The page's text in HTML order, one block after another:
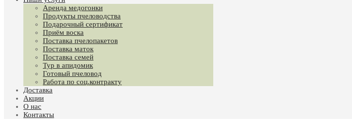
Аренда медогонки
Продукты пчеловодства
Подарочный сертификат
Приём воска
Поставка пчелопакетов
Поставка маток
Поставка семей
Тур в апидомик
Готовый пчеловод
Работа по соц.контракту
Доставка
Акции
О нас
Контакты